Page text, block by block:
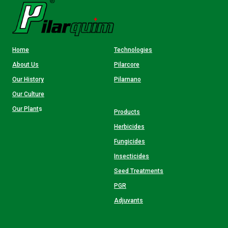
Home
About Us
Our History
Our Culture
Our Plants
Technologies
Pilarcore
Pilarnano
Products
Herbicides
Fungicides
Insecticides
Seed Treatments
PGR
Adjuvants